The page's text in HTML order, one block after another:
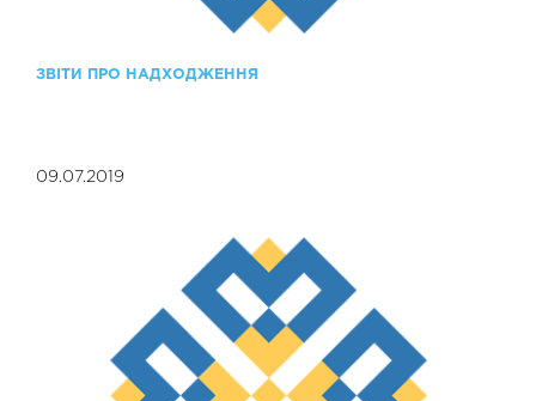
ЗВІТИ ПРО НАДХОДЖЕННЯ
09.07.2019